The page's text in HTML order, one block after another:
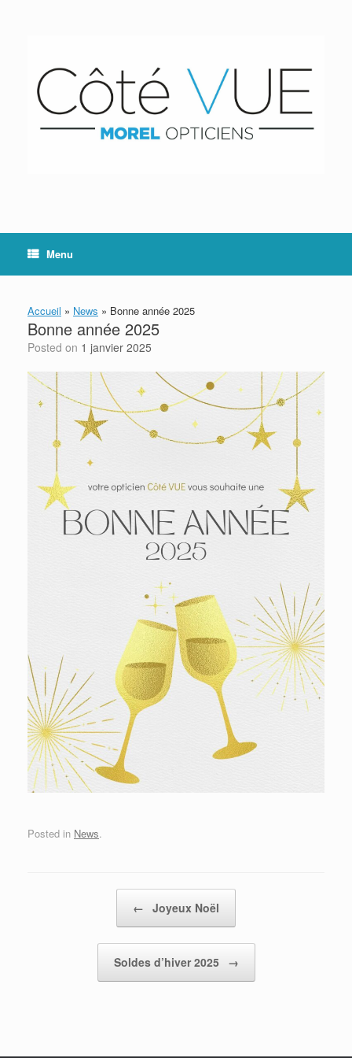
Menu
Accueil » News » Bonne année 2025
Bonne année 2025
Posted on 1 janvier 2025
Posted in News.
← Joyeux Noël
Soldes d’hiver 2025 →